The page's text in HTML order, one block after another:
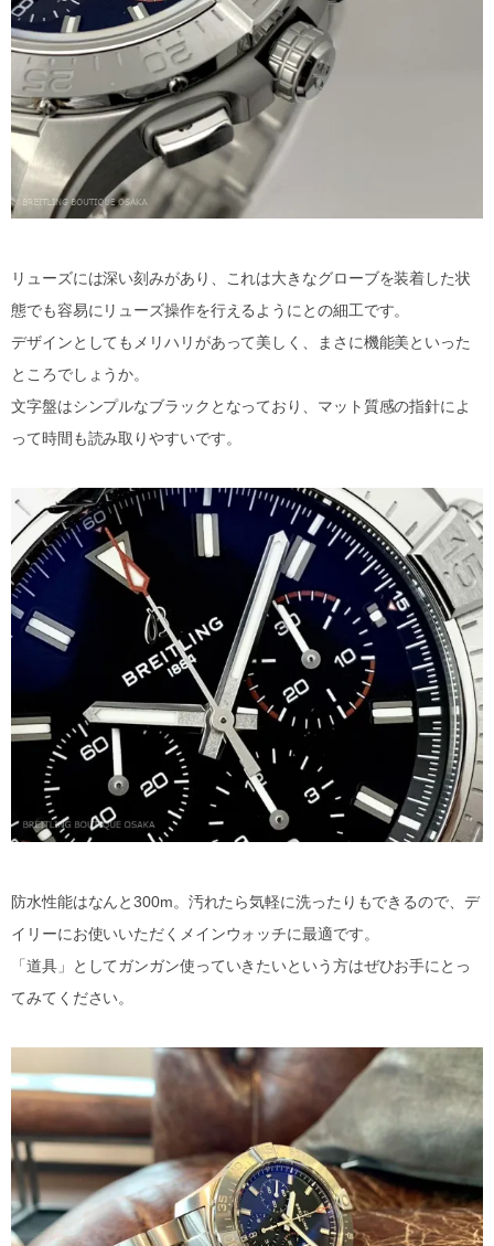
リューズには深い刻みがあり、これは大きなグローブを装着した状
態でも容易にリューズ操作を行えるようにとの細工です。
デザインとしてもメリハリがあって美しく、まさに機能美といった
ところでしょうか。
文字盤はシンプルなブラックとなっており、マット質感の指針によ
って時間も読み取りやすいです。
防水性能はなんと300m。汚れたら気軽に洗ったりもできるので、デ
イリーにお使いいただくメインウォッチに最適です。
「道具」としてガンガン使っていきたいという方はぜひお手にとっ
てみてください。